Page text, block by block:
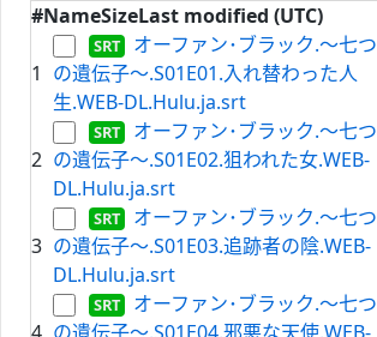
#NameSizeLast modified (UTC)
1
オーファン･ブラック.～七つ
の遺伝子～.S01E01.入れ替わった人
生.WEB-DL.Hulu.ja.srt
2
オーファン･ブラック.～七つ
の遺伝子～.S01E02.狙われた女.WEB-
DL.Hulu.ja.srt
3
オーファン･ブラック.～七つ
の遺伝子～.S01E03.追跡者の陰.WEB-
DL.Hulu.ja.srt
オーファン･ブラック.～七つ